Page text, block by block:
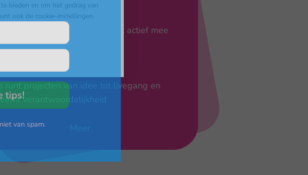
mindset
Je hebt ervaring met AI of denkt actief mee
slimme toepassingen
runt projecten van idee tot livegang en
verantwoordelijkheid
Meer
bieden en om het gedrag van
ook de cookie-instellingen
tips!
van spam.